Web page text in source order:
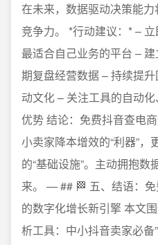
在未来，数据驱动决策能
竞争力。 *行动建议：* –
最适合自己业务的平台 –
期复盘经营数据 – 持续提
动文化 – 关注工具的自动
优势 结论：免费抖音查电
小卖家降本增效的“利器”
的“基础设施”。主动拥抱
来。 — ## 🏁 五、结语：
的数字化增长新引擎 本文
析工具：中小抖音卖家必